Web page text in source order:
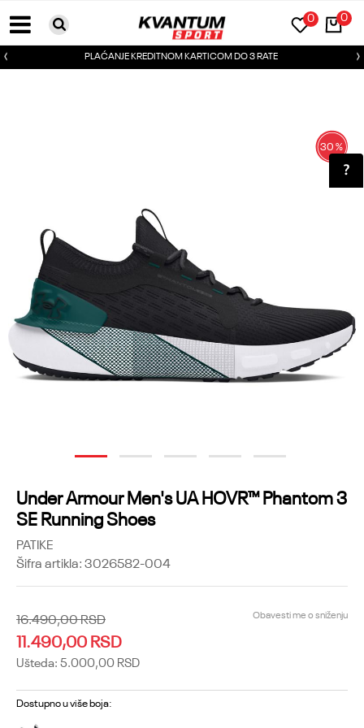
0
0
PLAĆANJE KREDITNOM KARTICOM DO 3 RATE
1 2 3 4 5
30%
Under Armour Men's UA HOVR™ Phantom 3
SE Running Shoes
PATIKE
Šifra artikla:3026582-004
16.490,00RSD
11.490,00RSD
Ušteda: 5.000,00 RSD
Obavesti me o sniženju
Dostupno u više boja: